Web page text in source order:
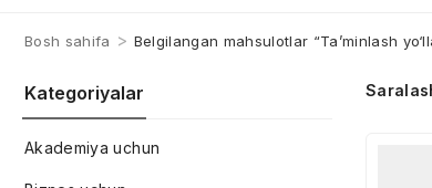
Bosh sahifa > Belgilangan mahsulotlar “Ta’minlash
Kategoriyalar
Akademiya uchun